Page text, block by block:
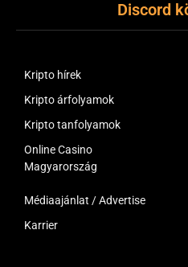
Discord
Kripto hírek
Kripto árfolyamok
Kripto tanfolyamok
Online Casino
Magyarország
Médiaajánlat / Advertise
Karrier